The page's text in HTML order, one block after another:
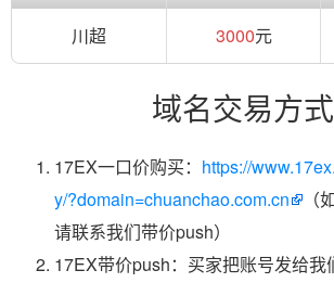
川超
3000元
域名交易方式
17EX一口价购买： https://
y/?domain=chuanchao.com.cn
请联系我们带价push）
17EX带价push：买家把账号发给我